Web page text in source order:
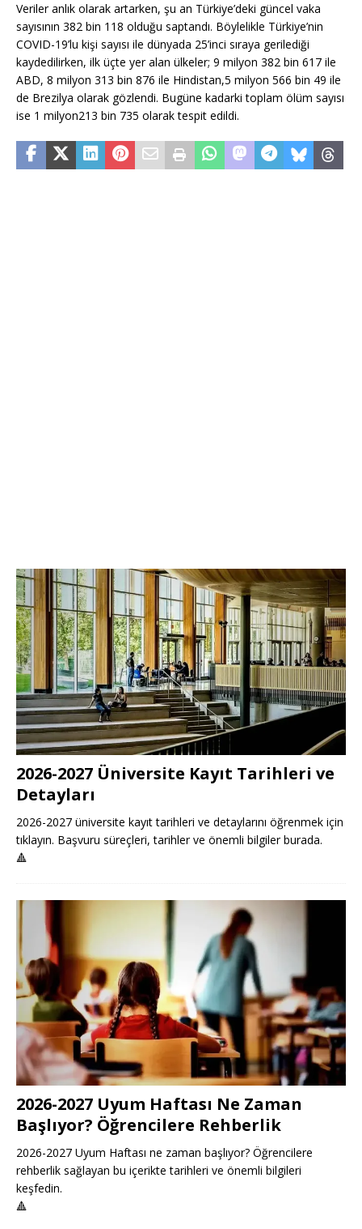
Veriler anlık olarak artarken, şu an Türkiye’deki güncel vaka
sayısının 382 bin 118 olduğu saptandı. Böylelikle Türkiye’nin
COVID-19’lu kişi sayısı ile dünyada 25’inci sıraya gerilediği
kaydedilirken, ilk üçte yer alan ülkeler; 9 milyon 382 bin 617 ile
ABD, 8 milyon 313 bin 876 ile Hindistan,5 milyon 566 bin 49 ile
de Brezilya olarak gözlendi. Bugüne kadarki toplam ölüm sayısı
ise 1 milyon213 bin 735 olarak tespit edildi.
2026-2027 Üniversite Kayıt Tarihleri ve
Detayları
2026-2027 üniversite kayıt tarihleri ve detaylarını öğrenmek için
tıklayın. Başvuru süreçleri, tarihler ve önemli bilgiler burada.
🔺
2026-2027 Uyum Haftası Ne Zaman
Başlıyor? Öğrencilere Rehberlik
2026-2027 Uyum Haftası ne zaman başlıyor? Öğrencilere
rehberlik sağlayan bu içerikte tarihleri ve önemli bilgileri
keşfedin.
🔺